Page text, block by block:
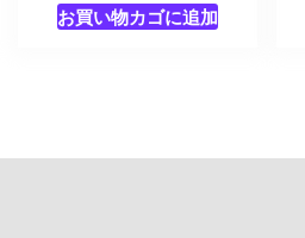
お買い物カゴに追加